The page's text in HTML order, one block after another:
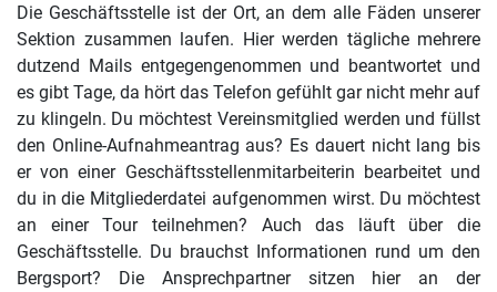
Die Geschäftsstelle ist der Ort, an dem alle Fäden unserer
Sektion zusammen laufen. Hier werden tägliche mehrere
dutzend Mails entgegengenommen und beantwortet und
es gibt Tage, da hört das Telefon gefühlt gar nicht mehr auf
zu klingeln. Du möchtest Vereinsmitglied werden und füllst
den Online-Aufnahmeantrag aus? Es dauert nicht lang bis
er von einer Geschäftsstellenmitarbeiterin bearbeitet und
du in die Mitgliederdatei aufgenommen wirst. Du möchtest
an einer Tour teilnehmen? Auch das läuft über die
Geschäftsstelle. Du brauchst Informationen rund um den
Bergsport? Die Ansprechpartner sitzen hier an der